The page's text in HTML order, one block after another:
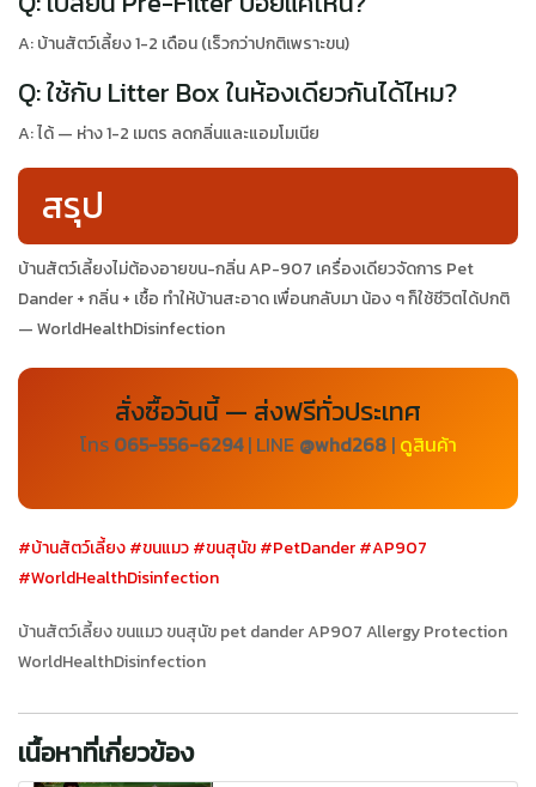
A: บ้านสัตว์เลี้ยง 1-2 เดือน (เร็วกว่าปกติเพราะขน)
Q: ใช้กับ Litter Box ในห้องเดียวกันได้ไหม?
A: ได้ — ห่าง 1-2 เมตร ลดกลิ่นและแอมโมเนีย
สรุป
บ้านสัตว์เลี้ยงไม่ต้องอายขน-กลิ่น AP-907 เครื่องเดียวจัดการ Pet
Dander + กลิ่น + เชื้อ ทำให้บ้านสะอาด เพื่อนกลับมา น้อง ๆ ก็ใช้ชีวิตได้ปกติ
— WorldHealthDisinfection
สั่งซื้อวันนี้ — ส่งฟรีทั่วประเทศ
โทร 065-556-6294| LINE @whd268| ดูสินค้า
#บ้านสัตว์เลี้ยง#ขนแมว#ขนสุนัข#PetDander#AP907
#WorldHealthDisinfection
บ้านสัตว์เลี้ยง ขนแมว ขนสุนัข pet dander AP907 Allergy Protection
WorldHealthDisinfection
เนื้อหาที่เกี่ยวข้อง